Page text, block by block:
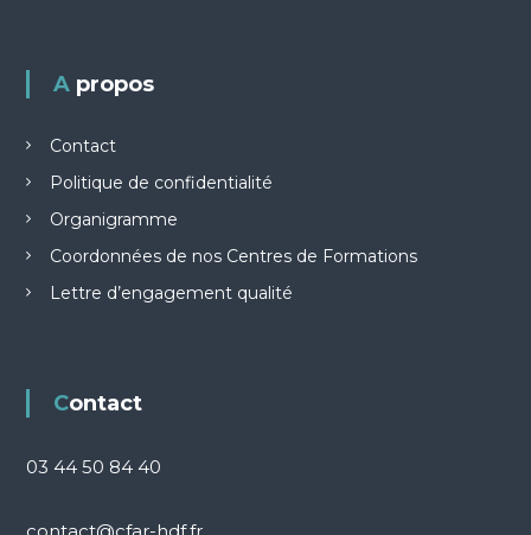
A propos
Contact
Politique de confidentialité
Organigramme
Coordonnées de nos Centres de Formations
Lettre d’engagement qualité
Contact
03 44 50 84 40